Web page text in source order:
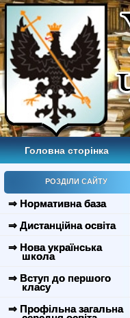
Головна сторінка
РОЗДІЛИ САЙТУ
⇒ Нормативна база
⇒ Дистанційна освіта
⇒ Нова українська
школа
⇒ Вступ до першого
класу
⇒ Профільна загальна